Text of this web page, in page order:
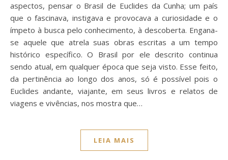
aspectos, pensar o Brasil de Euclides da Cunha; um país
que o fascinava, instigava e provocava a curiosidade e o
ímpeto à busca pelo conhecimento, à descoberta. Engana-
se aquele que atrela suas obras escritas a um tempo
histórico específico. O Brasil por ele descrito continua
sendo atual, em qualquer época que seja visto. Esse feito,
da pertinência ao longo dos anos, só é possível pois o
Euclides andante, viajante, em seus livros e relatos de
viagens e vivências, nos mostra que…
LEIA MAIS